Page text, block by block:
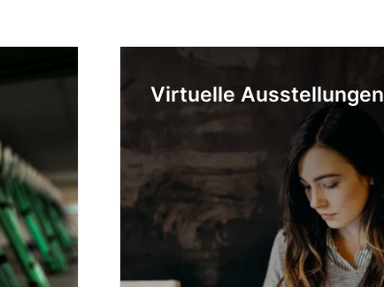
Virtuelle Ausstellungen